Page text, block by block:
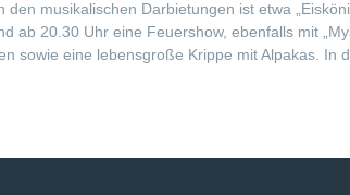
musikalischen Darbietungen ist etwa
ab 20.30 Uhr eine Feuershow, ebenfalls mit
sowie eine lebensgroße Krippe mit Alpakas. In